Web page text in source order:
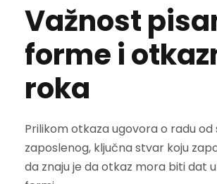
Važnost
forme i
roka
Prilikom otkaza ugovora o radu
zaposlenog, ključna stvar koju
da znaju je da otkaz mora biti dat